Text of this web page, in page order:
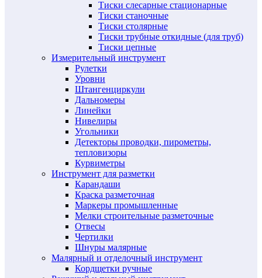
Тиски слесарные стационарные
Тиски станочные
Тиски столярные
Тиски трубные откидные (для труб)
Тиски цепные
Измерительный инструмент
Рулетки
Уровни
Штангенциркули
Дальномеры
Линейки
Нивелиры
Угольники
Детекторы проводки, пирометры,
тепловизоры
Курвиметры
Инструмент для разметки
Карандаши
Краска разметочная
Маркеры промышленные
Мелки строительные разметочные
Отвесы
Чертилки
Шнуры малярные
Малярный и отделочный инструмент
Кордщетки ручные